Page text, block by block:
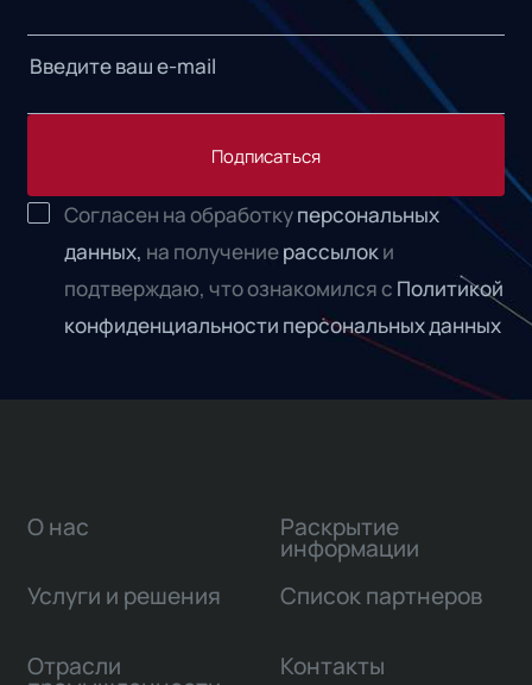
Подписаться
Согласен на обработкуперсональных
данных, на получениерассылоки
подтверждаю, что ознакомился с Политикой
конфиденциальности персональных данных
О нас
Услуги и решения
Отрасли
Раскрытие
информации
Список партнеров
Контакты